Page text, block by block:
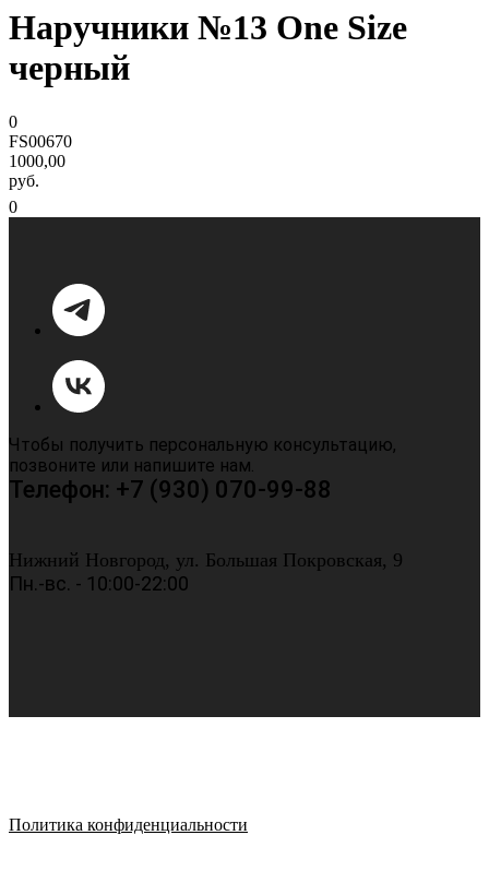
Наручники №13 One Size
черный
0
FS00670
1000,00
руб.
0
Чтобы получить персональную консультацию,
позвоните или напишите нам.
Телефон: +7 (930) 070-99-88
Нижний Новгород, ул. Большая Покровская, 9
Пн.-вс. - 10:00-22:00
Политика конфиденциальности